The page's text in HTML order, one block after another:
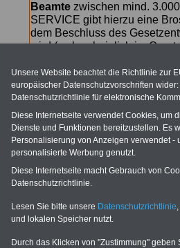
Beamte zwischen mind.
SERVICE gibt hierzu eine
dem Beschluss des
wird (wahrscheinlich im
Schleswig-
(SHBesG):
Unsere Website beachtet die Richtlinie zur
europäischer Datenschutzvorschriften
Datenschutzrichtlinie für elektronische
Diese Internetseite verwendet Cookies, um
Dienste und Funktionen bereitzustellen. Es
Personalisierung von Anzeigen verwendet
personalisierte Werbung genutzt.
Diese Internetseite macht Gebrauch von
Datenschutzrichtlinie.
Lesen Sie bitte unsere Datenschutzrichtlinie
und lokalen Speicher nutzt.
Durch das Klicken von "Zustimmung"